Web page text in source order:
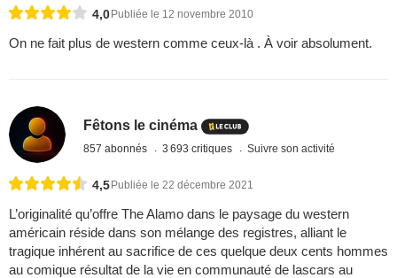
4,0Publiée le 12 novembre 2010
On ne fait plus de western comme ceux-là . À voir absolument.
Fêtons le cinéma
857 abonnés 3 693 critiques Suivre son activité
4,5 Publiée le 22 décembre 2021
L’originalité qu’offre The Alamo dans le paysage du western
américain réside dans son mélange des registres, alliant le
tragique inhérent au sacrifice de ces quelque deux cents hommes
au comique résultat de la vie en communauté de lascars au